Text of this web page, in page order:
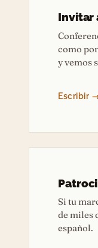
Invitar
como
y vemos
Escribir
Si tu
de miles
español.